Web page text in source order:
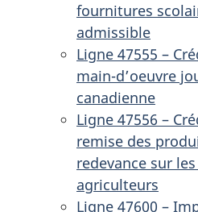
fournitures
admissible
Ligne 47555 –
main-d’oeuvre
canadienne
Ligne 47556 –
remise des
redevance sur
agriculteurs
Ligne 47600 –